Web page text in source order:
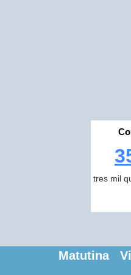
tres mil
Matutina